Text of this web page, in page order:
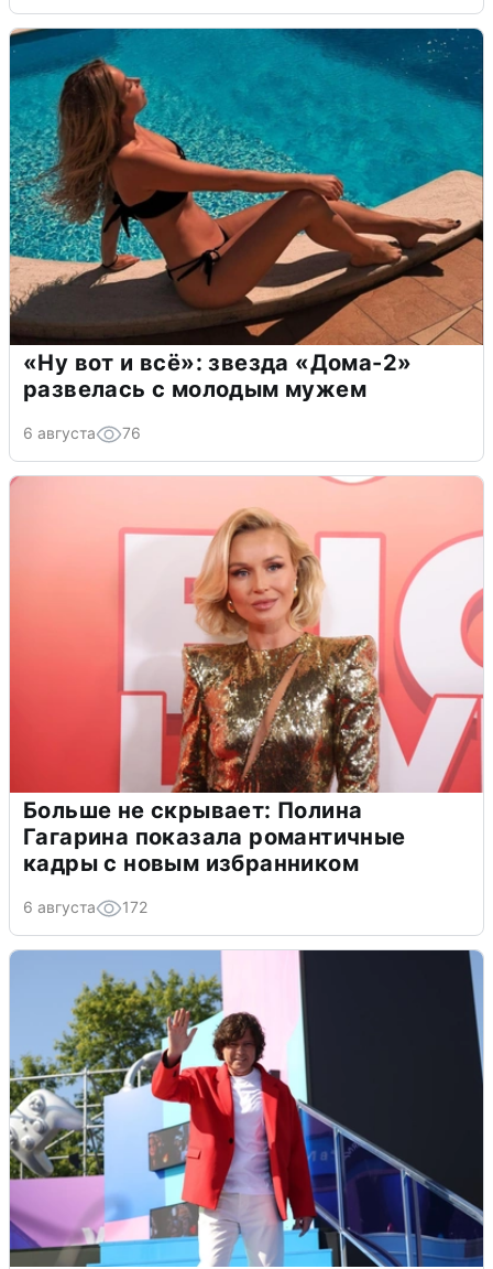
«Ну вот и всё»: звезда «Дома-2»
развелась с молодым мужем
6 августа 76
Больше не скрывает: Полина
Гагарина показала романтичные
кадры с новым избранником
6 августа 172